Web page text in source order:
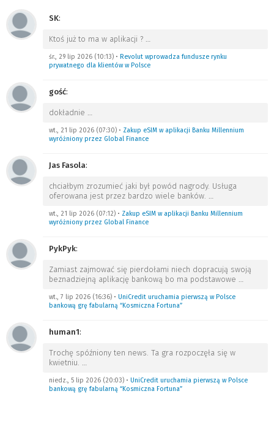
SK:
Ktoś już to ma w aplikacji ?
śr., 29 lip 2026 (10:13) • Revolut wprowadza fundusze rynku
prywatnego dla klientów w Polsce
gość:
dokładnie
wt., 21 lip 2026 (07:30) • Zakup eSIM w aplikacji Banku Millennium
wyróżniony przez Global Finance
Jas Fasola:
chciałbym zrozumieć jaki był powód nagrody. Usługa
oferowana jest przez bardzo wiele banków.
wt., 21 lip 2026 (07:12) • Zakup eSIM w aplikacji Banku Millennium
wyróżniony przez Global Finance
PykPyk:
Zamiast zajmować się pierdołami niech dopracują swoją
beznadziejną aplikację bankową bo ma podstawowe
wt., 7 lip 2026 (16:36) • UniCredit uruchamia pierwszą w Polsce
bankową grę fabularną “Kosmiczna Fortuna”
human1:
Trochę spóźniony ten news. Ta gra rozpoczęła się w
kwietniu.
niedz., 5 lip 2026 (20:03) • UniCredit uruchamia pierwszą w Polsce
bankową grę fabularną “Kosmiczna Fortuna”